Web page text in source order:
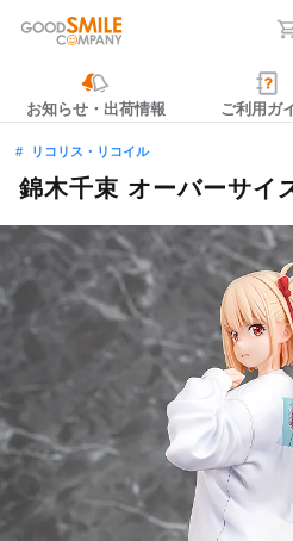
お知らせ・出荷情報 ご利用ガ
リコリス・リコイル
錦木千束 オーバーサイ